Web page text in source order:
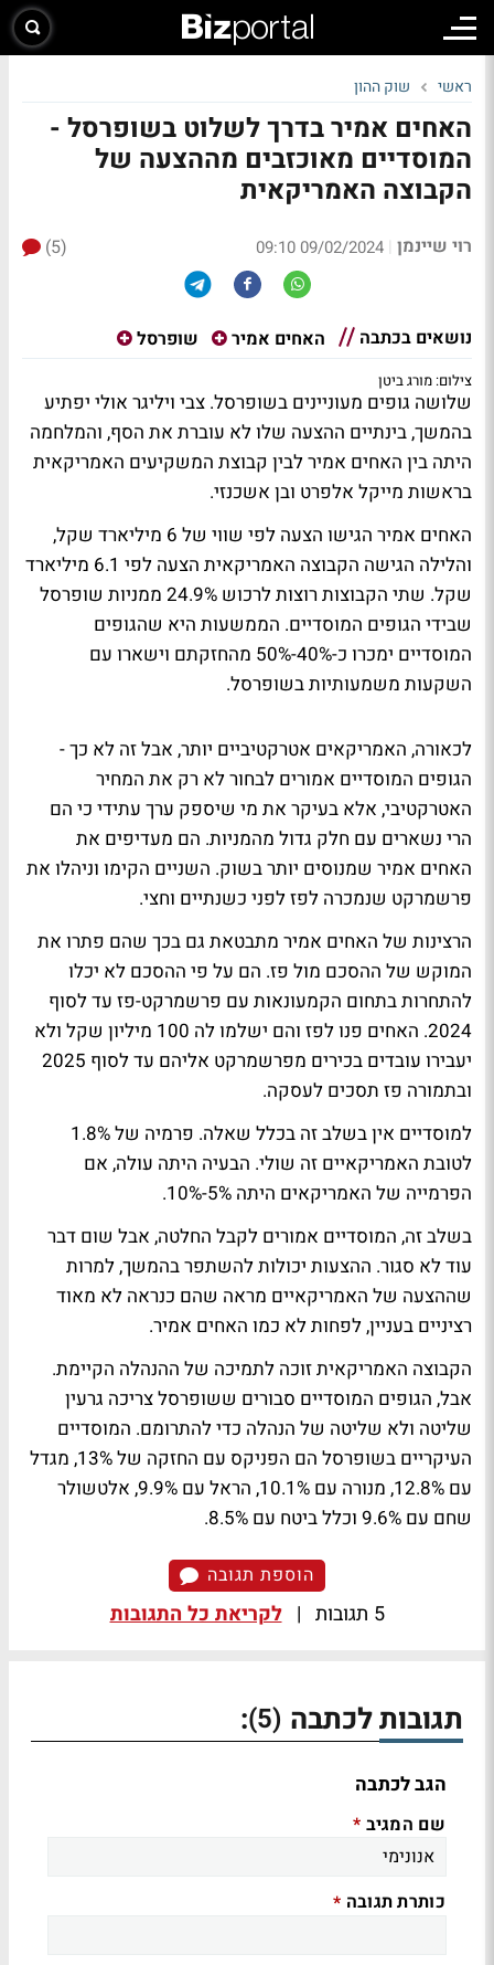
ראשי שוק ההון
האחים אמיר בדרך לשלוט בשופרסל -
המוסדיים מאוכזבים מההצעה של
הקבוצה האמריקאית
רוי שיינמן |
09/02/2024 09:10
(5)
נושאים בכתבה האחים אמיר שופרסל
צילום: מורג ביטן
שלושה גופים מעוניינים בשופרסל. צבי ויליגר אולי יפתיע
בהמשך, בינתיים ההצעה שלו לא עוברת את הסף, והמלחמה
היתה בין האחים אמיר לבין קבוצת המשקיעים האמריקאית
בראשות מייקל אלפרט ובן אשכנזי.
האחים אמיר הגישו הצעה לפי שווי של 6 מיליארד שקל,
והלילה הגישה הקבוצה האמריקאית הצעה לפי 6.1 מיליארד
שקל. שתי הקבוצות רוצות לרכוש 24.9% ממניות שופרסל
שבידי הגופים המוסדיים. הממשעות היא שהגופים
המוסדיים ימכרו כ-40%-50% מהחזקתם וישארו עם
השקעות משמעותיות בשופרסל.
לכאורה, האמריקאים אטרקטיביים יותר, אבל זה לא כך -
הגופים המוסדיים אמורים לבחור לא רק את המחיר
האטרקטיבי, אלא בעיקר את מי שיספק ערך עתידי כי הם
הרי נשארים עם חלק גדול מהמניות. הם מעדיפים את
האחים אמיר שמנוסים יותר בשוק. השניים הקימו וניהלו את
פרשמרקט שנמכרה לפז לפני כשנתיים וחצי.
הרצינות של האחים אמיר מתבטאת גם בכך שהם פתרו את
המוקש של ההסכם מול פז. הם על פי ההסכם לא יכלו
להתחרות בתחום הקמעונאות עם פרשמרקט-פז עד לסוף
2024. האחים פנו לפז והם ישלמו לה 100 מיליון שקל ולא
יעבירו עובדים בכירים מפרשמרקט אליהם עד לסוף 2025
ובתמורה פז תסכים לעסקה.
למוסדיים אין בשלב זה בכלל שאלה. פרמיה של 1.8%
לטובת האמריקאיים זה שולי. הבעיה היתה עולה, אם
הפרמייה של האמריקאים היתה 5%-10%.
בשלב זה, המוסדיים אמורים לקבל החלטה, אבל שום דבר
עוד לא סגור. ההצעות יכולות להשתפר בהמשך, למרות
שההצעה של האמריקאיים מראה שהם כנראה לא מאוד
רציניים בעניין, לפחות לא כמו האחים אמיר.
הקבוצה האמריקאית זוכה לתמיכה של ההנהלה הקיימת.
אבל, הגופים המוסדיים סבורים ששופרסל צריכה גרעין
שליטה ולא שליטה של הנהלה כדי להתרומם. המוסדיים
העיקריים בשופרסל הם הפניקס עם החזקה של 13%, מגדל
עם 12.8%, מנורה עם 10.1%, הראל עם 9.9%, אלטשולר
שחם עם 9.6% וכלל ביטח עם 8.5%.
הוספת תגובה
5 תגובות | לקריאת כל התגובות
תגובות לכתבה (5)
:
הגב לכתבה
שם המגיב *
כותרת תגובה *